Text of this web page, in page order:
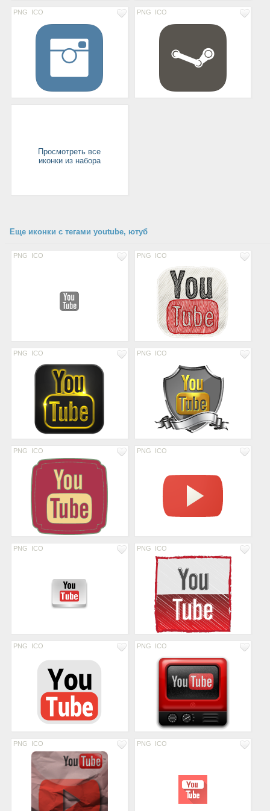
PNG ICO PNG ICO
Просмотреть все
иконки из набора
Еще иконки с тегами youtube, ютуб
PNG ICO PNG ICO
PNG ICO PNG ICO
PNG ICO PNG ICO
PNG ICO PNG ICO
PNG ICO PNG ICO
PNG ICO PNG ICO